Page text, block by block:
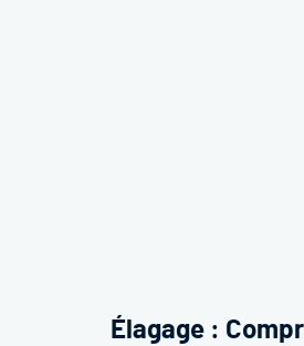
Élagage :